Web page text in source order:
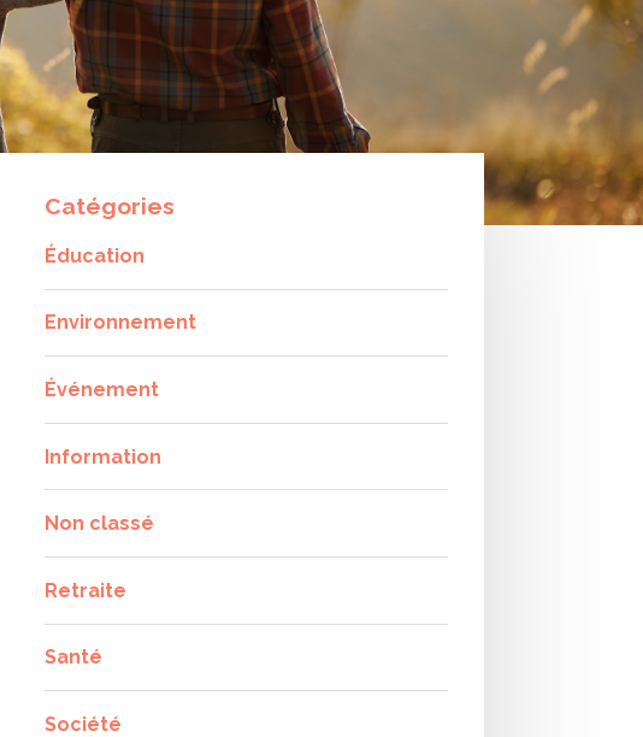
Catégories
Éducation
Environnement
Événement
Information
Non classé
Retraite
Santé
Société